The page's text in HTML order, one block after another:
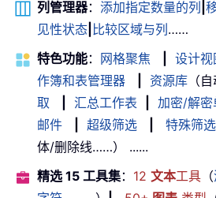
列管理器： 添加指定数量的列
见性状态 比较区域与列 ……
特色功能： 网格聚焦 设计视
作簿和表管理器
资源库 （
取
汇总工作表 加密/解密
邮件
超级筛选 特殊筛选
体/删除线……） ......
精选 15 工具集： 12 文本工具 （